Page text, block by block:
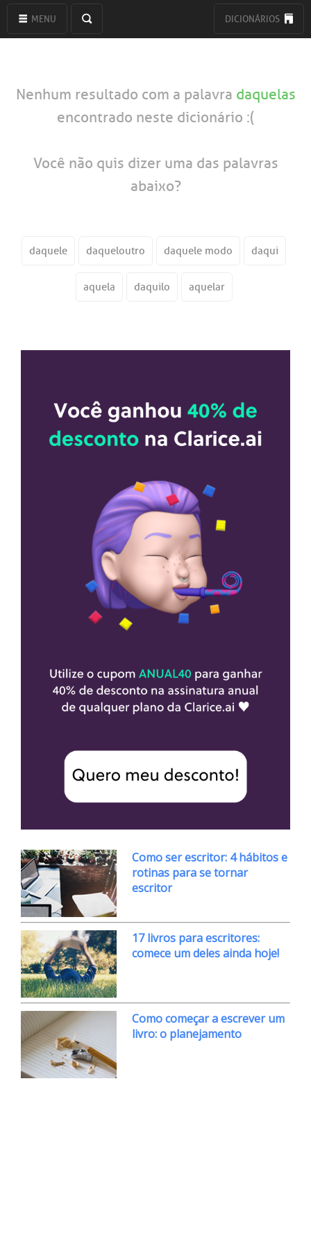
MENU DICIONÁRIOS
Nenhum resultado com a palavra daquelas
encontrado neste dicionário :(
Você não quis dizer uma das palavras
abaixo?
daquele daqueloutro daquele modo daqui
aquela daquilo aquelar
Como ser escritor: 4 hábitos e
rotinas para se tornar
escritor
17 livros para escritores:
comece um deles ainda hoje!
Como começar a escrever um
livro: o planejamento